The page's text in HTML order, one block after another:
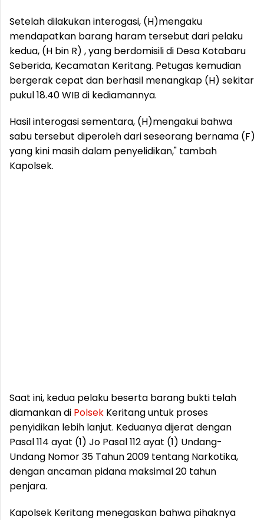
Setelah dilakukan interogasi, (H)mengaku
mendapatkan barang haram tersebut dari pelaku
kedua, (H bin R) , yang berdomisili di Desa Kotabaru
Seberida, Kecamatan Keritang. Petugas kemudian
bergerak cepat dan berhasil menangkap (H) sekitar
pukul 18.40 WIB di kediamannya.
Hasil interogasi sementara, (H)mengakui bahwa
sabu tersebut diperoleh dari seseorang bernama (F)
yang kini masih dalam penyelidikan," tambah
Kapolsek.
Saat ini, kedua pelaku beserta barang bukti telah
diamankan di Polsek Keritang untuk proses
penyidikan lebih lanjut. Keduanya dijerat dengan
Pasal 114 ayat (1) Jo Pasal 112 ayat (1) Undang-
Undang Nomor 35 Tahun 2009 tentang Narkotika,
dengan ancaman pidana maksimal 20 tahun
penjara.
Kapolsek Keritang menegaskan bahwa pihaknya